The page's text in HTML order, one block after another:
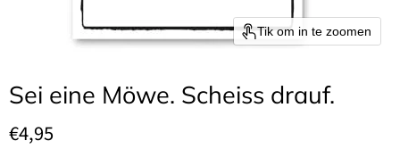
Tik om in te zoomen
Sei eine Möwe. Scheiss drauf.
Huidige prijs
€4,95